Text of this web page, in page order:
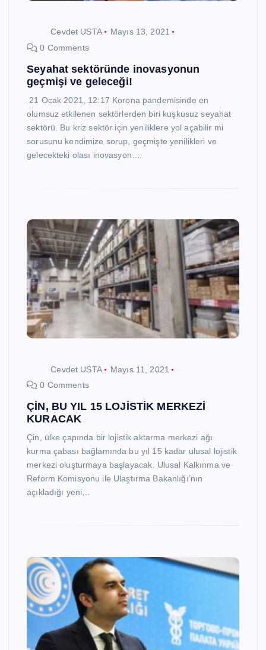
Cevdet USTA
Mayıs 13, 2021
0 Comments
Seyahat sektöründe inovasyonun
geçmişi ve geleceği!
21 Ocak 2021, 12:17 Korona pandemisinde en
olumsuz etkilenen sektörlerden biri kuşkusuz seyahat
sektörü. Bu kriz sektör için yeniliklere yol açabilir mi
sorusunu kendimize sorup, geçmişte yenilikleri ve
gelecekteki olası inovasyon…
Cevdet USTA
Mayıs 11, 2021
0 Comments
ÇİN, BU YIL 15 LOJİSTİK MERKEZİ
KURACAK
Çin, ülke çapında bir lojistik aktarma merkezi ağı
kurma çabası bağlamında bu yıl 15 kadar ulusal lojistik
merkezi oluşturmaya başlayacak. Ulusal Kalkınma ve
Reform Komisyonu ile Ulaştırma Bakanlığı’nın
açıkladığı yeni…